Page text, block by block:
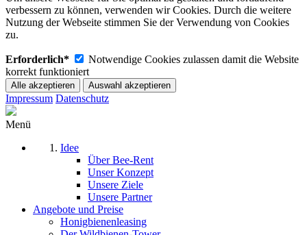
verbessern zu können, verwenden wir Cookies. Durch die weitere
Nutzung der Webseite stimmen Sie der Verwendung von Cookies
zu.
Erforderlich*
Notwendige Cookies zulassen damit die Website
korrekt funktioniert
Impressum Datenschutz
Menü
Idee
Über Bee-Rent
Unser Konzept
Unsere Ziele
Unsere Partner
Angebote und Preise
Honigbienenleasing